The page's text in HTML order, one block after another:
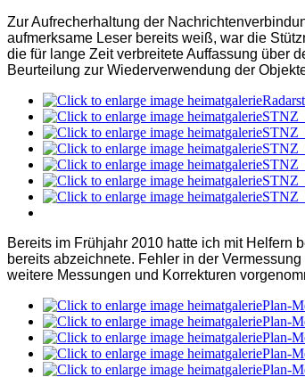
Zur Aufrecherhaltung der
aufmerksame Leser bereits weiß, war die
die für lange Zeit verbreitete Auffassung über
Beurteilung zur Wiederverwendung der
Bereits im Frühjahr 2010 hatte ich mit Helfern
bereits abzeichnete. Fehler in der
weitere Messungen und Korrekturen